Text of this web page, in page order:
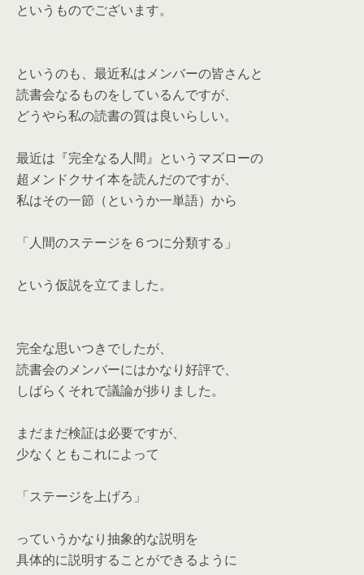
というものでございます。
というのも、最近私はメンバーの皆さんと
読書会なるものをしているんですが、
どうやら私の読書の質は良いらしい。
最近は『完全なる人間』というマズローの
超メンドクサイ本を読んだのですが、
私はその一節（というか一単語）から
「人間のステージを６つに分類する」
という仮説を立てました。
完全な思いつきでしたが、
読書会のメンバーにはかなり好評で、
しばらくそれで議論が捗りました。
まだまだ検証は必要ですが、
少なくともこれによって
「ステージを上げろ」
っていうかなり抽象的な説明を
具体的に説明することができるように